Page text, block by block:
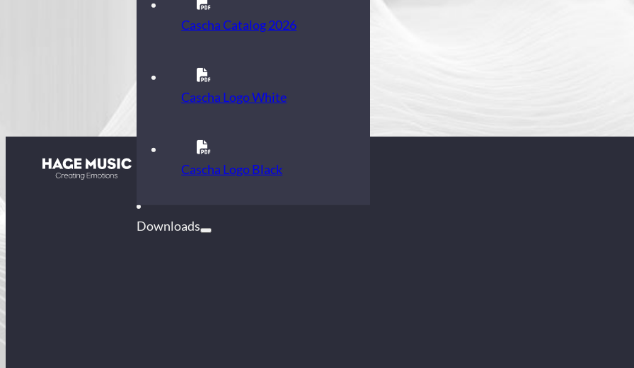
Kontakt
Downloads
Cascha Catalog 2026
Cascha Logo White
Cascha Logo Black